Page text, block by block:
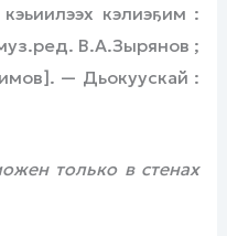
кэлиэҕим :
В.А.Зырянов ;
— Дьокуускай :
только в стенах